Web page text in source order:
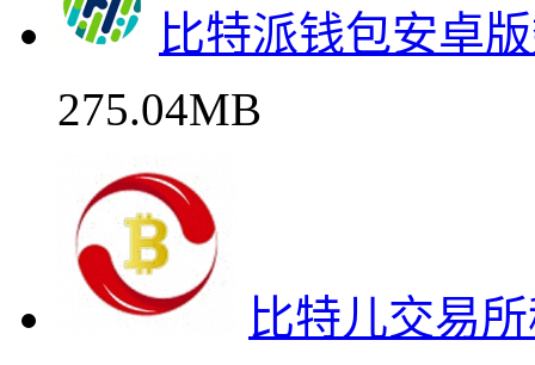
比特派钱包安卓
275.04MB
比特儿交易